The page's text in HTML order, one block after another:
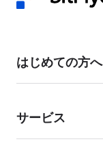
本人確認書類をご提出
お手数をおかけいたし
はじめての方へ
サービス